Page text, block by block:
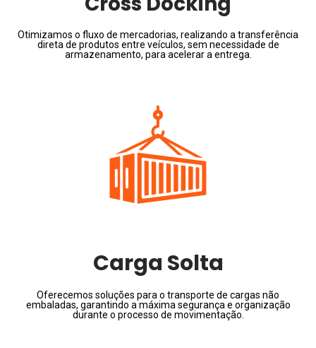
Otimizamos o fluxo de mercadorias, realizando a transferência
direta de produtos entre veículos, sem necessidade de
armazenamento, para acelerar a entrega.
Carga Solta
Oferecemos soluções para o transporte de cargas não
embaladas, garantindo a máxima segurança e organização
durante o processo de movimentação.